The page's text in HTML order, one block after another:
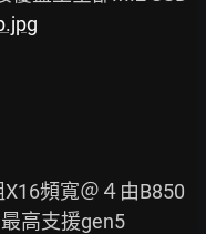
頻寬＠４由B850
高支援gen5